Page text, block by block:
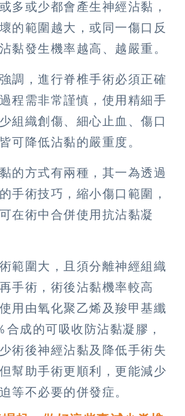
多或少都會產生神經沾黏，
的範圍越大，或同一傷口反
黏發生機率越高、越嚴重。
調，進行脊椎手術必須正確
程需非常謹慎，使用精細手
組織創傷、細心止血、傷口
可降低沾黏的嚴重度。
的方式有兩種，其一為透過
手術技巧，縮小傷口範圍，
在術中合併使用抗沾黏凝
範圍大，且須分離神經組織
手術，術後沾黏機率較高
用由氧化聚乙烯及羧甲基纖
合成的可吸收防沾黏凝膠，
術後神經沾黏及降低手術失
幫助手術更順利，更能減少
等不必要的併發症。